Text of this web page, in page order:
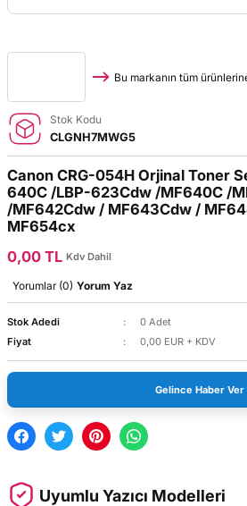
Bu markanın tüm
Stok Kodu
CLGNH7MWG5
Canon CRG-054H Orjinal Toner
640C /LBP-623Cdw /MF640C /
/MF642Cdw / MF643Cdw /
MF654cx
0,00 TL Kdv Dahil
Yorumlar (0) Yorum Yaz
Stok Adedi
0 Adet
Fiyat
0,00 EUR + KDV
Gelince Haber Ver
Uyumlu Yazıcı Modelleri